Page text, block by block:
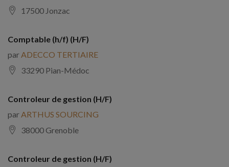
17500 Jonzac
Comptable (h/f) (H/F)
par ADECCO TERTIAIRE
33290 Pian-Médoc
Controleur de gestion (H/F)
par ARTHUS SOURCING
38000 Grenoble
Controleur de gestion (H/F)